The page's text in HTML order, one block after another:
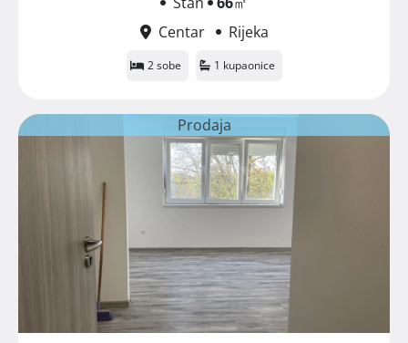
Centar
Rijeka
2 sobe 1 kupaonice
Prodaja